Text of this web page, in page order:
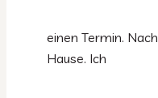
einen Termin.
Hause. Ich